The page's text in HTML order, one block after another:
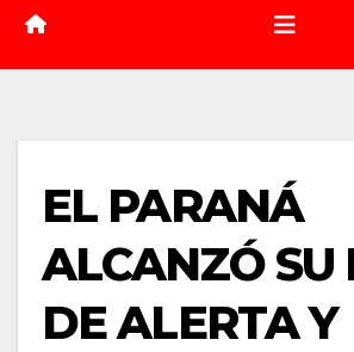
EL PARANÁ
ALCANZÓ SU
DE ALERTA Y